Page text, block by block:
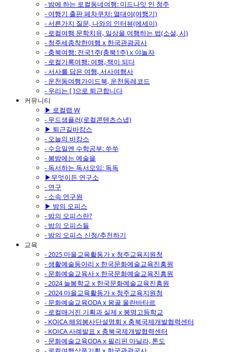
- 밤에 하는 로컬동네여행: 미드나잇 인 청주
- 여행기 출판 페차쿠차: 열대야(여행기)
- 서른가지 질문, 나와의 인터뷰(에세이)
- 로컬여행 문학치유, 일상을 여행하는 법(소설, 시)
- 청주세종착한여행 x 한국관광공사
- 충북여행: 전국1주(충북1주) x 야놀자
- 로컬기록여행: 여행, 책이 되다
- 서사를 담은 여행, 서사여행사
- 운천동여행가이드북, 운천동레코드
- 우리는 [ ]으로 퇴근합니다
커뮤니티
▶ 로컬랩 W
- 무드샘플러(로컬콘텐츠스냅)
▶ 퇴근길바캉스
- 오늘의 바캉스
- 수요일엔 수학공부: 쑤쑤
- 봄밤에는 예술을
- 독서하는 독서모임: 독독
▶무엇이든 연구소
- 연구
- 소속 연구원
▶ 밤의 오피스
- 밤의 오피스란?
- 밤의 오피스들
- 밤의 오피스 신청/추천하기
교육
- 2025 마을교육활동가 x 청주교육지원청
- 생활예술동아리 x 한국문화예술교육진흥원
- 문화예술교육사 x 한국문화예술교육진흥원
- 2024 늘봄학교 x 한국문화예술교육진흥원
- 2024 마을교육활동가 x 청주교육지원청
- 문화예술교육ODA x 몽골 울란바타르
- 로컬매거진 기획과 실제 x 봉명고등학교
- KOICA 해외봉사단설명회 x 충북국제개발협력센터
- KOICA 사례발표 x 충북국제개발협력센터
- 문화예술교육ODA x 필리핀 마닐라, 톤도